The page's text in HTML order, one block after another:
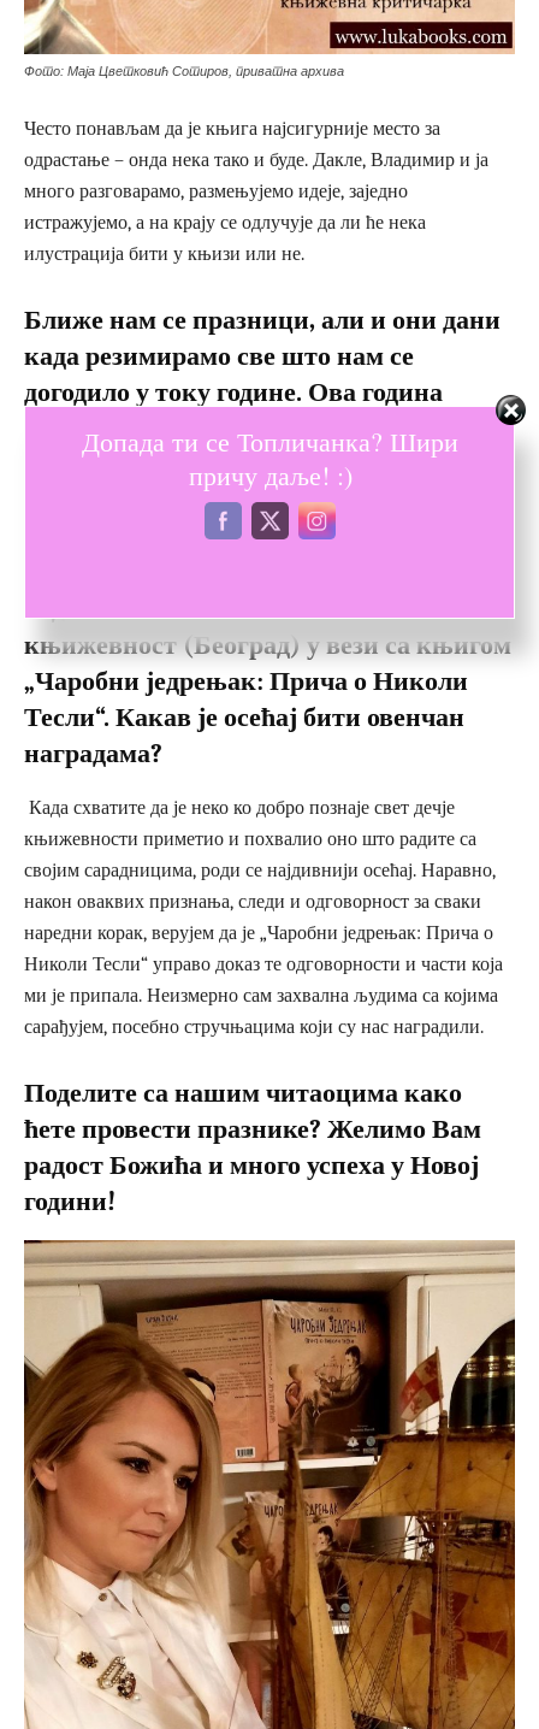
Фото: Маја Цветковић Сотиров, приватна архива
Често понављам да је књига најсигурније место за
одрастање – онда нека тако и буде. Дакле, Владимир и ја
много разговарамо, размењујемо идеје, заједно
истражујемо, а на крају се одлучује да ли ће нека
илустрација бити у књизи или не.
Ближе нам се празници, али и они дани
када резимирамо све што нам се
догодило у току године. Ова година
донела Вам је два признања, награду
Књижевног друштва Сунчани брег
„Лукијан Мушицки“ из Београда и
награду Друштва писаца за дјецу и
подухват са Институтом за дечју
књижевност (Београд) у вези са књигом
„Чаробни једрењак: Прича о Николи
Тесли“. Какав је осећај бити овенчан
наградама?
Када схватите да је неко ко добро познаје свет дечје
књижевности приметио и похвалио оно што радите са
својим сарадницима, роди се најдивнији осећај. Наравно,
након оваквих признања, следи и одговорност за сваки
наредни корак, верујем да је „Чаробни једрењак: Прича о
Николи Тесли“ управо доказ те одговорности и части која
ми је припала. Неизмерно сам захвална људима са којима
сарађујем, посебно стручњацима који су нас наградили.
Поделите са нашим читаоцима како
ћете провести празнике? Желимо Вам
радост Божића и много успеха у Новој
години!
Допада ти се Топличанка? Шири
причу даље! :)